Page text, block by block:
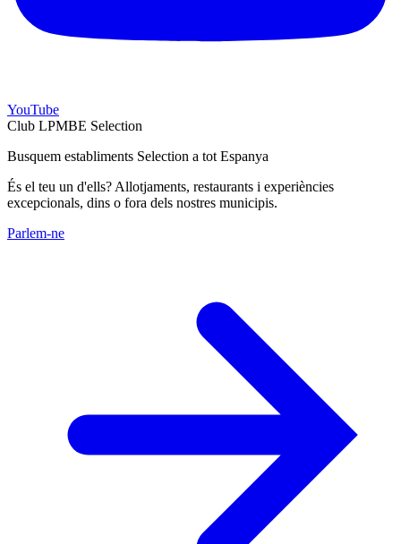
YouTube
Club LPMBE Selection
Busquem establiments Selection a tot Espanya
És el teu un d'ells? Allotjaments, restaurants i experiències
excepcionals, dins o fora dels nostres municipis.
Parlem-ne